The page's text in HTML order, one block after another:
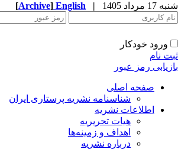
مرداد 1405 |
English
[Archive]
ورود خودکار
نام
رمز عبور
صفحه اصلی
شناسنامه نشریه پرستاری ایران
اطلاعات نشریه
هیات تحریریه
اهداف و زمینه‌ها
درباره نشریه